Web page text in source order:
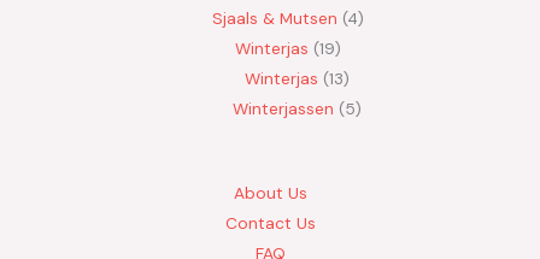
Sjaals & Mutsen 4
Winterjas 19
Winterjas 13
Winterjassen
5
About Us
Contact Us
FAQ